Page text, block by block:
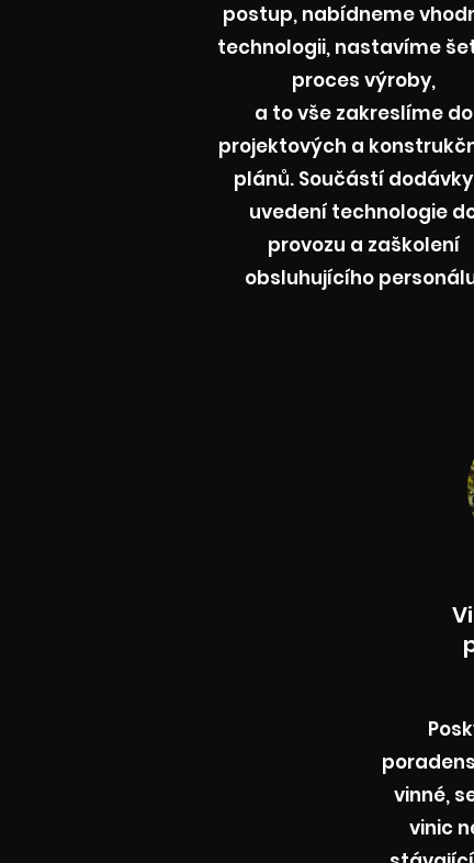
postup, nabídneme
technologii, nastavíme
proces výroby,
a to vše zakreslíme do
projektových a
plánů. Součástí
uvedení technologie
provozu a zaškolení
obsluhujícího
vinné,
vinic